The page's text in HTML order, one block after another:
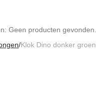
Geen producten gevonden.
/Klok Dino donker groen